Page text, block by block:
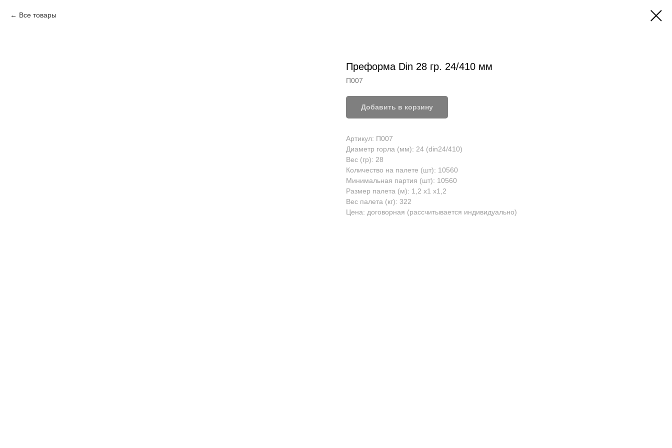
Все товары
Преформа Din 28 гр. 24/410 мм
П007
Добавить в корзину
Артикул: П007
Диаметр горла (мм): 24 (din24/410)
Вес (гр): 28
Количество на палете (шт): 10560
Минимальная партия (шт): 10560
Размер палета (м): 1,2 x1 x1,2
Вес палета (кг): 322
Цена: договорная (рассчитывается индивидуально)